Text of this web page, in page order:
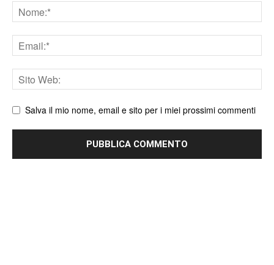
Nome
Email
Sito
web
Salva il mio nome, email e sito per i miei prossimi commenti